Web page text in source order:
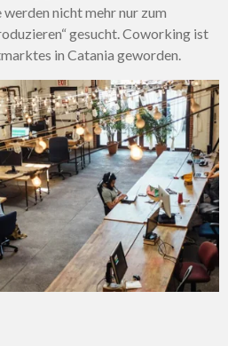
nicht mehr nur zum
gesucht. Coworking ist
in Catania geworden.